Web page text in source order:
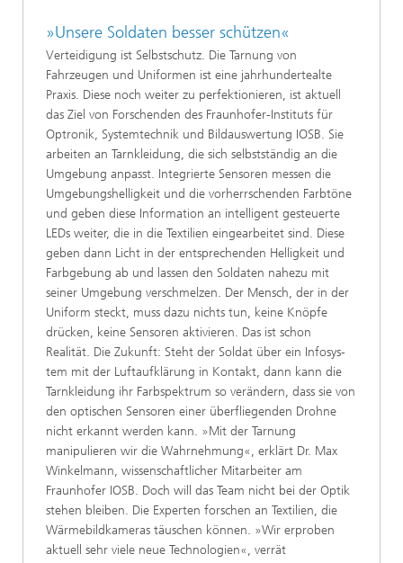
»Unsere Soldaten besser schützen«
Verteidigung ist Selbstschutz. Die Tarnung von
Fahrzeugen und Uniformen ist eine jahrhundertealte
Praxis. Diese noch weiter zu perfektionieren, ist aktuell
das Ziel von Forschenden des Fraunhofer-Instituts für
Optronik, Systemtech­nik und Bildauswertung IOSB. Sie
arbeiten an Tarnkleidung, die sich selbstständig an die
Um­gebung anpasst. Integrierte Sensoren messen die
Umgebungshelligkeit und die vorherrschenden Farbtöne
und geben diese Information an intel­ligent gesteuerte
LEDs weiter, die in die Textilien eingearbeitet sind. Diese
geben dann Licht in der entsprechenden Hellig­keit und
Farbgebung ab und lassen den Soldaten nahezu mit
seiner Um­gebung verschmelzen. Der Mensch, der in der
Uniform steckt, muss dazu nichts tun, keine Knöpfe
drücken, keine Sensoren aktivieren. Das ist schon
Realität. Die Zukunft: Steht der Soldat über ein Infosys­
tem mit der Luftaufklä­rung in Kontakt, dann kann die
Tarnkleidung ihr Farbspektrum so verändern, dass sie von
den optischen Sensoren einer überfliegenden Drohne
nicht erkannt werden kann. »Mit der Tarnung
manipulieren wir die Wahrnehmung«, erklärt Dr. Max
Winkel­mann, wissenschaft­licher Mitarbeiter am
Fraunhofer IOSB. Doch will das Team nicht bei der Optik
stehen bleiben. Die Experten forschen an Textilien, die
Wärmebildkameras täuschen können. »Wir erproben
aktuell sehr viele neue Technologien«, verrät